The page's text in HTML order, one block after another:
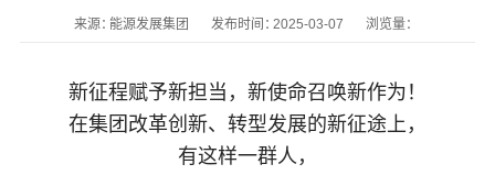
来源：能源发展集团 发布时间：2025-03-07 浏览量：
新征程赋予新担当，新使命召唤新作为！
在集团改革创新、转型发展的新征途上，
有这样一群人，